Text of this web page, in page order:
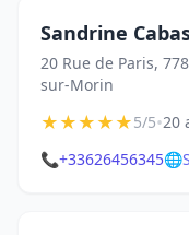
Sandrine
20 Rue de Paris,
sur-Morin
★★★★★5/5•20
📞+33626456345🌐